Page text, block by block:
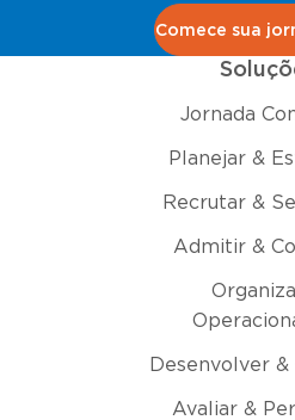
Comece sua
Jornada
Planejar &
Recrutar &
Admitir &
Desenvolver &
Avaliar &